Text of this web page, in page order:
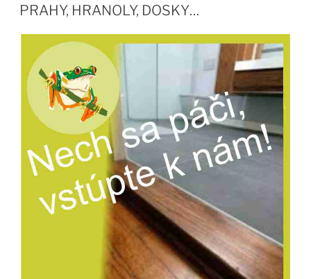
PRÍRODY?
NA
PRAHY, HRANOLY, DOSKY…